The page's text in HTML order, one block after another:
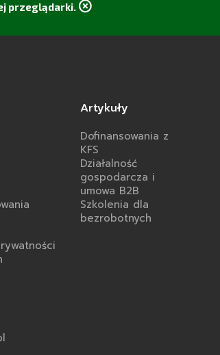
przeglądarki.
Artykuły
Dofinansowania z
KFS
Działalność
gospodarcza i
umowa B2B
Szkolenia dla
bezrobotnych